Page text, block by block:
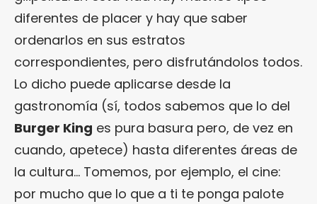
diferentes de placer y hay que saber
ordenarlos en sus estratos
correspondientes, pero disfrutándolos todos.
Lo dicho puede aplicarse desde la
gastronomía (sí, todos sabemos que lo del
Burger King es pura basura pero, de vez en
cuando, apetece) hasta diferentes áreas de
la cultura… Tomemos, por ejemplo, el cine:
por mucho que lo que a ti te ponga palote